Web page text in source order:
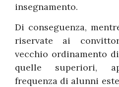
insegnamento.
Di conseguenza,
riservate ai
vecchio ordinamento
quelle superiori,
frequenza di alunni